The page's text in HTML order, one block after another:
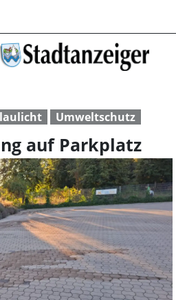
Umweltschutz
auf Parkplatz